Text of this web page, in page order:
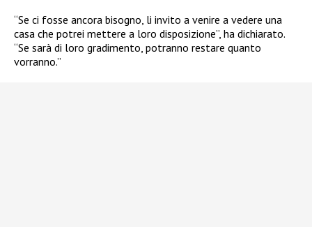
“Se ci fosse ancora bisogno, li invito a venire a vedere una
casa che potrei mettere a loro disposizione”, ha dichiarato.
“Se sarà di loro gradimento, potranno restare quanto
vorranno.”